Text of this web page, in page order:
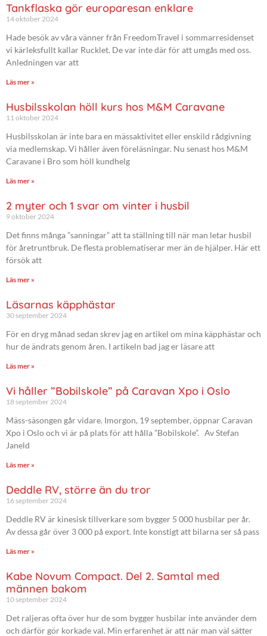
Tankflaska gör europaresan enklare
14 oktober 2024
Hade besök av våra vänner från FreedomTravel i sommarresidenset
vi kärleksfullt kallar Rucklet. De var inte där för att umgås med oss.
Anledningen var att
Läs mer »
Husbilsskolan höll kurs hos M&M Caravane
11 oktober 2024
Husbilsskolan är inte bara en mässaktivitet eller enskild rådgivning
via medlemskap. Vi håller även föreläsningar. Nu senast hos M&M
Caravane i Bro som höll kundhelg
Läs mer »
2 myter och 1 svar om vinter i husbil
9 oktober 2024
Det finns många ”sanningar” att ta ställning till när man letar husbil
för åretruntbruk. De flesta problematiserar mer än de hjälper. Här ett
försök att
Läs mer »
Läsarnas käpphästar
30 september 2024
För en dryg månad sedan skrev jag en artikel om mina käpphästar och
hur de ändrats genom åren. I artikeln bad jag er läsare att
Läs mer »
Vi håller ”Bobilskole” på Caravan Xpo i Oslo
18 september 2024
Mäss-säsongen går vidare. Imorgon, 19 september, öppnar Caravan
Xpo i Oslo och vi är på plats för att hålla ”Bobilskole”. Av Stefan
Janeld
Läs mer »
Deddle RV, större än du tror
16 september 2024
Deddle RV är kinesisk tillverkare som bygger 5 000 husbilar per år.
Av dessa går över 3 000 på export. Inte konstigt att bilarna ser så pass
Läs mer »
Kabe Novum Compact. Del 2. Samtal med
männen bakom
10 september 2024
Det raljeras ofta över hur de som bygger husbilar inte använder dem
och därför gör korkade val. Min erfarenhet är att när man väl sätter